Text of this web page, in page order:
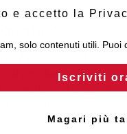
dove
rapidamente ai
in pochi semplici
e accetto la
solo contenuti utili. Puoi
Iscriviti
Magari più